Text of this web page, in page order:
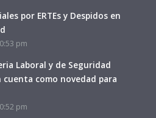
por ERTEs y Despidos en
pm
Laboral y de Seguridad
cuenta como novedad para
pm